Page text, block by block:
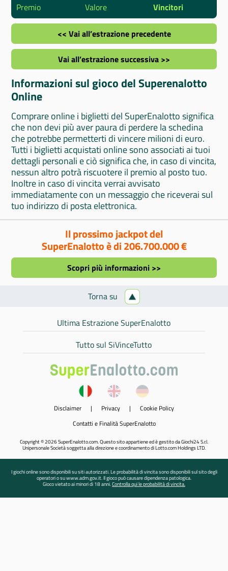
Premio
Valore Vincitori
<< Vai all’estrazione precedente
Vai all’estrazione successiva >>
Informazioni sul gioco del Superenalotto
Online
Comprare online i biglietti del SuperEnalotto significa
che non devi più aver paura di perdere la schedina
che potrebbe permetterti di vincere milioni di euro.
Tutti i biglietti acquistati online sono associati ai tuoi
dettagli personali e ciò significa che, in caso di vincita,
nessun altro potrà riscuotere il premio al posto tuo.
Inoltre in caso di vincita verrai avvisato
immediatamente con un messaggio che riceverai sul
tuo indirizzo di posta elettronica.
Il prossimo jackpot del
SuperEnalotto è di 206.700.000 €
Scopri più informazioni >>
Torna su
Ultima Estrazione SuperEnalotto
Tutto sul SiVinceTutto
Disclaimer | Privacy | Cookie Policy
Contatti e Finalità SuperEnalotto
Copyright © 2026 SuperEnalotto.com. Questo sito appartiene ed è gestito da Giochi24 S.r.l.
Unipersonale Società soggetta alla direzione e coordinamento di Lotto.com Holdings LTD.
I giochi online sono disponibili su siti autorizzati. Le probabilità di vincita sono disponibili sul sito degli
operatori o su www.adm.gov.it. Il gioco può causare dipendenza patologica.
Gioco vietato ai minori di 18 anni.Controlla qui le probabilità di vincita.